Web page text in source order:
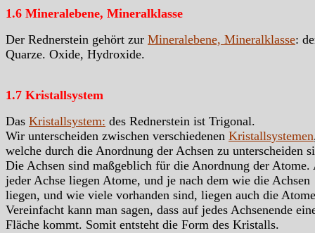
1.6 Mineralebene, Mineralklasse
Der Rednerstein gehört zur Mineralebene, Mineralklasse:
Quarze. Oxide, Hydroxide.
1.7 Kristallsystem
Das Kristallsystem: des Rednerstein ist Trigonal.
Wir unterscheiden zwischen verschiedenen Kristallsystemen
welche durch die Anordnung der Achsen zu unterscheiden
Die Achsen sind maßgeblich für die Anordnung der Atome.
jeder Achse liegen Atome, und je nach dem wie die Achsen
liegen, und wie viele vorhanden sind, liegen auch die
Vereinfacht kann man sagen, dass auf jedes Achsenende
Fläche kommt. Somit entsteht die Form des Kristalls.